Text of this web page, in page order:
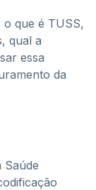
que é TUSS,
qual a
essa
da
Saúde